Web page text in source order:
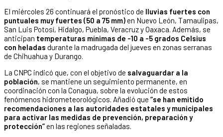
El miércoles 26 continuará el pronóstico de lluvias fuertes con
puntuales muy fuertes (50 a 75 mm)en Nuevo León, Tamaulipas,
San Luis Potosí, Hidalgo, Puebla, Veracruz y Oaxaca. Además, se
anticipan temperaturas mínimas de -10 a -5 grados Celsius
con heladas durante la madrugada del jueves en zonas serranas
de Chihuahua y Durango.
La CNPC indicó que, con el objetivo de salvaguardar a la
población, se mantiene un seguimiento permanente, en
coordinación con la Conagua, sobre la evolución de estos
fenómenos hidrometeorológicos. Añadió que “se han emitido
recomendaciones a las autoridades estatales y municipales
para activar las medidas de prevención, preparación y
protección”en las regiones señaladas.